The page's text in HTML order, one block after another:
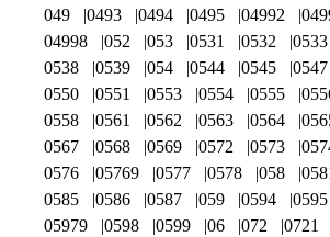
049 0493 0494 0495 04992
04998
052 053 0531 0532 0533
0538
0539 054 0544 0545 0547
0550
0551 0553 0554 0555
0558
0561 0562 0563 0564
0567
0568 0569 0572 0573
0576
05769 0577 0578 058
0585
0586 0587 059 0594 0595
05979
0598 0599 06 072 0721